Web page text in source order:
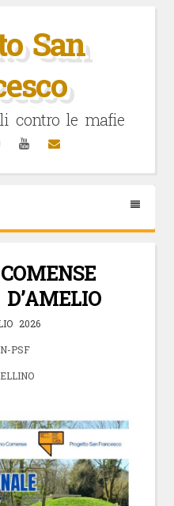
San
contro le mafie
InstagramYouTubeEmail
2026
PSF